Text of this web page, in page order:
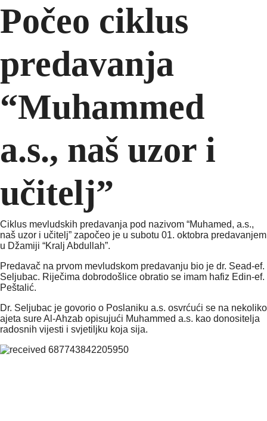
Počeo ciklus
predavanja
“Muhammed
a.s., naš uzor i
učitelj”
Ciklus mevludskih predavanja pod nazivom “Muhamed, a.s.,
naš uzor i učitelj” započeo je u subotu 01. oktobra predavanjem
u Džamiji “Kralj Abdullah”.
Predavač na prvom mevludskom predavanju bio je dr. Sead-ef.
Seljubac. Riječima dobrodošlice obratio se imam hafiz Edin-ef.
Peštalić.
Dr. Seljubac je govorio o Poslaniku a.s. osvrćući se na nekoliko
ajeta sure Al-Ahzab opisujući Muhammed a.s. kao donositelja
radosnih vijesti i svjetiljku koja sija.